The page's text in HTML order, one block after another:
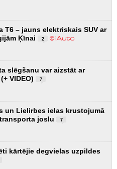
T6 – jauns elektriskais SUV ar
Ķīnai
2
slēgšanu var aizstāt ar
VIDEO)
7
un Lielirbes ielas krustojumā
joslu
7
kārtējie degvielas uzpildes